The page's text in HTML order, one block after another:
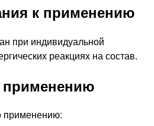
к применению
при индивидуальной
реакциях на состав.
применению
применению: